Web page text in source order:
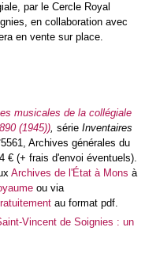
par le Cercle Royal
en collaboration avec
en vente sur place.
musicales de la collégiale
(1945)), sérieInventaires
Archives générales du
€ (+ frais d'envoi éventuels).
Archives de l'État à Mons à
ou via
au format pdf.
Vincent de Soignies : un